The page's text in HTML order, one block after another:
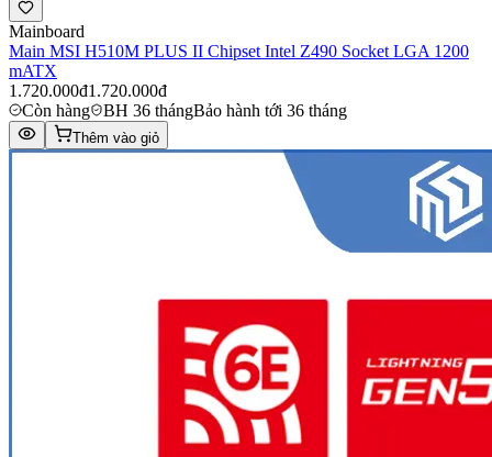
Mainboard
Main MSI H510M PLUS II Chipset Intel Z490 Socket LGA 1200
mATX
1.720.000đ1.720.000đ
Còn hàng
BH 36 thángBảo hành tới 36 tháng
Thêm vào giỏ